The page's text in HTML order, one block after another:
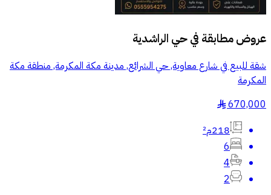
عروض مطابقة فيحي الراشدية
شقة للبيع في شارع معاوية, حي الشرائع, مدينة مكة المكرمة, منطقة مكة
المكرمة
670,000
§
218م²
6
4
2